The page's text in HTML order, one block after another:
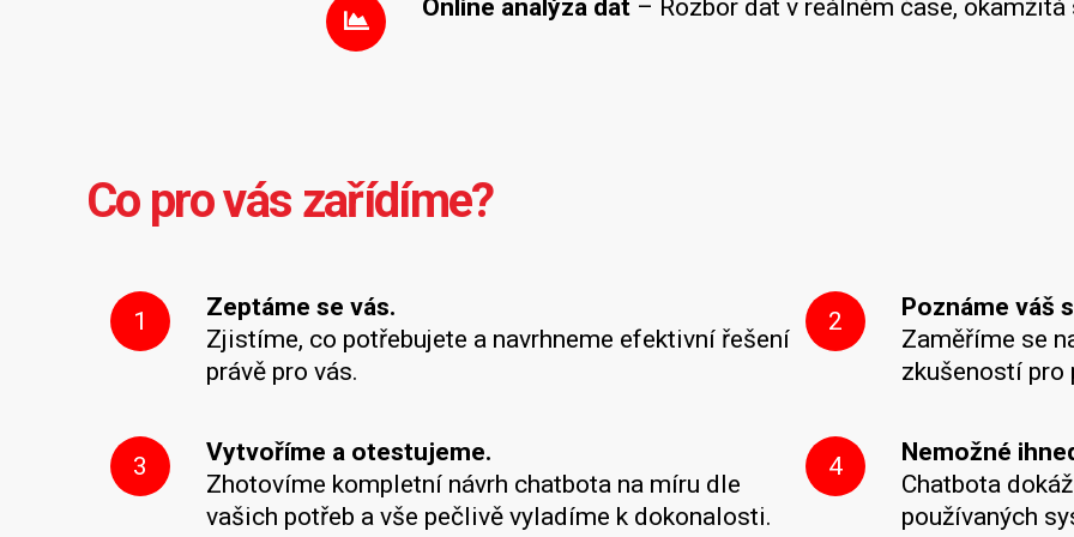
Online analýza dat – Rozbor dat v reálném čase,
Co pro vás zařídíme?
1
Zeptáme se vás.
Zjistíme, co potřebujete a navrhneme efektivní řešení
právě pro vás.
2
Poznáme váš
Zaměříme se
zkušeností pro
3
Vytvoříme a otestujeme.
Zhotovíme kompletní návrh chatbota na míru dle
vašich potřeb a vše pečlivě vyladíme k dokonalosti.
4
Nemožné
Chatbota
používaných